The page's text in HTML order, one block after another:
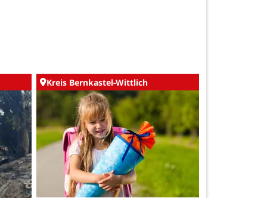
Kreis Bernkastel-Wittlich